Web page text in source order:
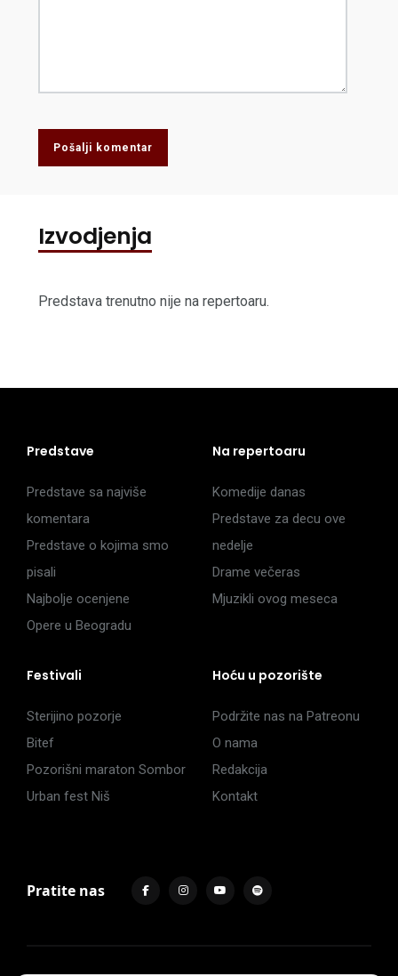
Pošalji komentar
Izvodjenja
Predstava trenutno nije na repertoaru.
Predstave
Predstave sa najviše
komentara
Predstave o kojima smo
pisali
Najbolje ocenjene
Opere u Beogradu
Na repertoaru
Komedije danas
Predstave za decu ove
nedelje
Drame večeras
Mjuzikli ovog meseca
Festivali
Sterijino pozorje
Bitef
Pozorišni maraton Sombor
Urban fest Niš
Hoću u pozorište
Podržite nas na Patreonu
O nama
Redakcija
Kontakt
Pratite nas